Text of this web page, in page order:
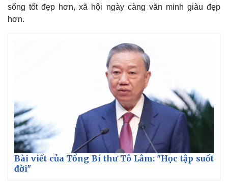
sống tốt đẹp hơn, xã hội ngày càng văn minh giàu đẹp
hơn.
Bài viết của Tổng Bí thư Tô Lâm: "Học tập suốt
đời"